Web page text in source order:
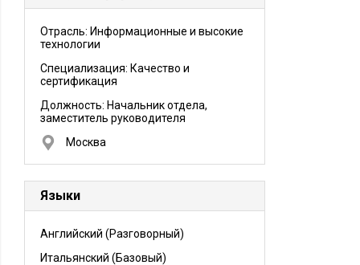
leading vendors of endpoint security software.
market position, demonstrating significant
growth in all regions. According to the
Lab’s global revenue grew by 14% compared to
the previous year and exceeded US $600
million.
Отрасль: Информационные и высокие
технологии
Специализация: Качество и
сертификация
Должность: Начальник отдела,
заместитель руководителя
Москва
Языки
Английский (Разговорный)
Итальянский (Базовый)